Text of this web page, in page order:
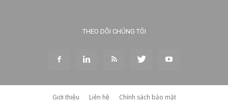
THEO DÕI CHÚNG TÔI
Giới thiệu Liên hệ Chính sách bảo mật